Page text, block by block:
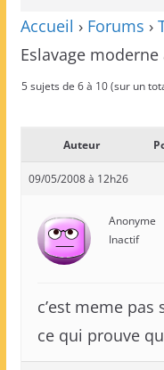
Accueil › Forums ›
Eslavage
5 sujets de 6 à 10 (sur un
Auteur
09/05/2008 à 12h26
Anonyme
Inactif
c’est meme pas
ce qui prouve